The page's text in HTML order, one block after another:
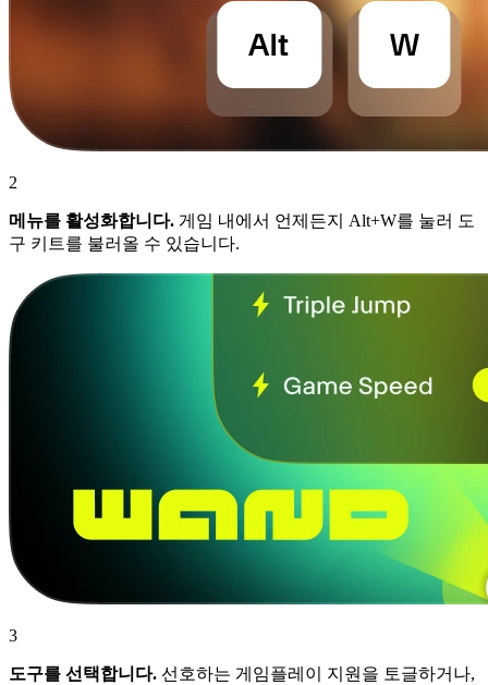
2
메뉴를 활성화합니다. 게임 내에서 언제든지 Alt+W를 눌러 도
구 키트를 불러올 수 있습니다.
3
도구를 선택합니다. 선호하는 게임플레이 지원을 토글하거나,